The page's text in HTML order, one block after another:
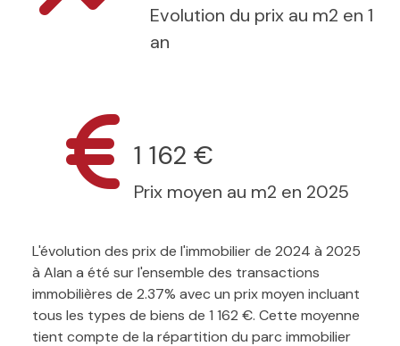
Evolution du prix au m2 en 1
an
1 162 €
Prix moyen au m2 en 2025
L'évolution des prix de l'immobilier de 2024 à 2025
à Alan a été sur l'ensemble des transactions
immobilières de 2.37% avec un prix moyen incluant
tous les types de biens de 1 162 €. Cette moyenne
tient compte de la répartition du parc immobilier